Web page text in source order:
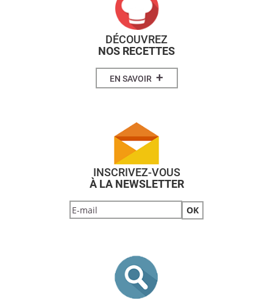
DÉCOUVREZ
NOS RECETTES
EN SAVOIR +
INSCRIVEZ-VOUS
À LA NEWSLETTER